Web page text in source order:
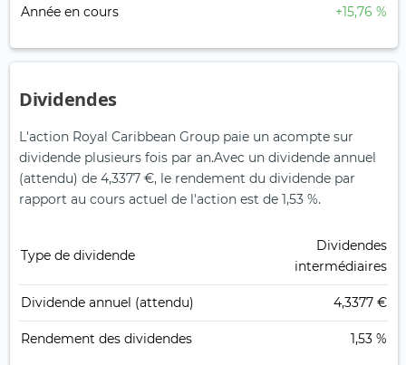
Année en cours +15,76 %
Dividendes
L'action Royal Caribbean Group paie un acompte sur
dividende plusieurs fois par an.Avec un dividende annuel
(attendu) de 4,3377 €, le rendement du dividende par
rapport au cours actuel de l'action est de 1,53 %.
Type de dividende
Dividendes
intermédiaires
Dividende annuel (attendu) 4,3377 €
Rendement des dividendes 1,53 %